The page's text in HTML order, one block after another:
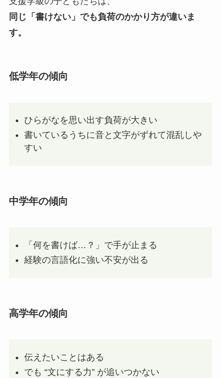
同じ「書けない」でも負荷のかかり方が違いま
す。
低学年の傾向
ひらがなを思い出す負荷が大きい
書いているうちに音と文字がずれて混乱しや
すい
中学年の傾向
「何を書けば…？」で手が止まる
経験の言語化に強い不安が出る
高学年の傾向
伝えたいことはある
でも “文にする力” が追いつかない